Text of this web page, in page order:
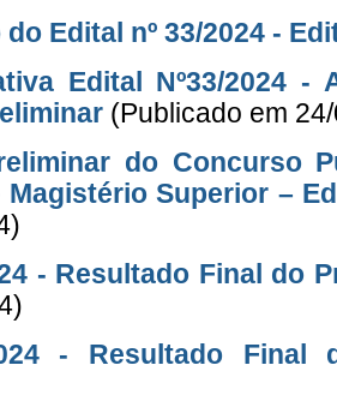
Edital nº 33/2024 -
Edital Nº33/2024
(Publicado em
do Concurso
Superior –
- Resultado Final do
- Resultado Final